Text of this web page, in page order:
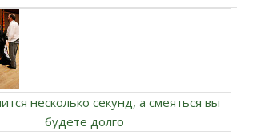
несколько секунд, а смеяться вы
будете долго